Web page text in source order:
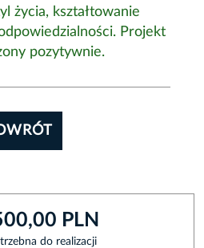
życia, kształtowanie
Projekt
pozytywnie.
PLN
do realizacji